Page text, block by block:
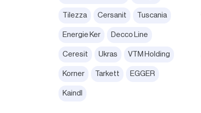
Tilezza Cersanit Tuscania
Energie Ker Decco Line
Ceresit Ukras VTM Holding
Korner Tarkett EGGER
Kaindl